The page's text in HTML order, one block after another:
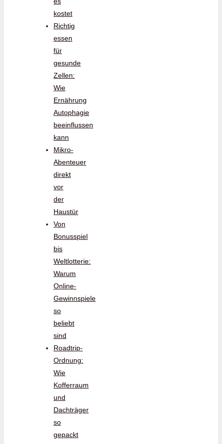
kostet
Richtig
essen
für
gesunde
Zellen:
Wie
Ernährung
Autophagie
beeinflussen
kann
Mikro-
Abenteuer
direkt
vor
der
Haustür
Von
Bonusspiel
bis
Weltlotterie:
Warum
Online-
Gewinnspiele
so
beliebt
sind
Roadtrip-
Ordnung:
Wie
Kofferraum
und
Dachträger
so
gepackt